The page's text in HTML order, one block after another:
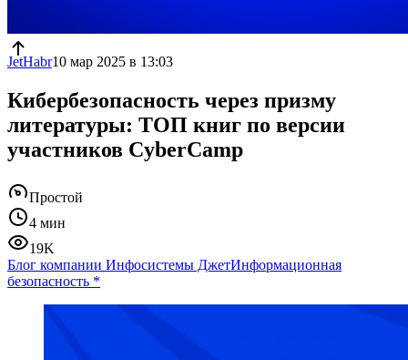
JetHabr10 мар 2025 в 13:03
Кибербезопасность через призму
литературы: ТОП книг по версии
участников CyberCamp
Простой
4 мин
19K
Блог компании Инфосистемы ДжетИнформационная
безопасность *